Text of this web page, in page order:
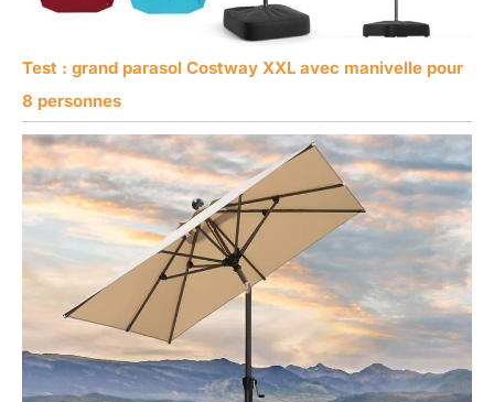
Test : grand parasol Costway XXL avec manivelle pour
8 personnes